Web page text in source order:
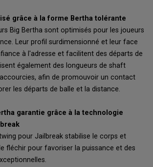
grâce à la forme Bertha tolérante
Big Bertha sont optimisés pour les joueurs
Leur profil surdimensionné et leur face
à l'adresse et facilitent des départs de
également des longueurs de shaft
afin de promouvoir un contact
les départs de balle et la distance.
garantie grâce à la technologie
pour Jailbreak stabilise le corps et
fléchir pour favoriser la puissance et des